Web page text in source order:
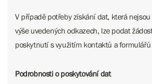
V případě potřeby získání dat, která
výše uvedených odkazech, lze podat
poskytnutí s využitím kontaktů a
Podrobnosti o poskytování dat